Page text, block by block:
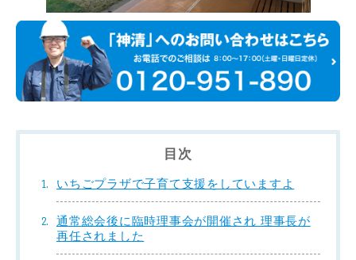
目次
いちごプラザで子育て支援をしていますよ
通常総会後に臨時理事会が開催され 理事長が
再任されました